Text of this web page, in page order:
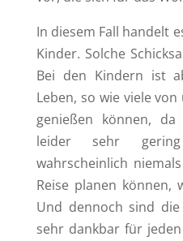
In diesem Fall handelt
Kinder. Solche
Bei den Kindern ist
Leben, so wie viele
genießen können,
leider sehr
wahrscheinlich
Reise planen können,
Und dennoch sind
sehr dankbar für